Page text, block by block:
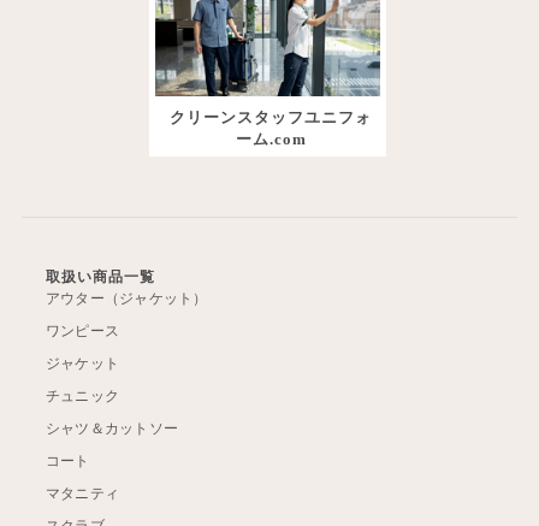
クリーンスタッフユニフォ
ーム.com
取扱い商品一覧
アウター（ジャケット）
ワンピース
ジャケット
チュニック
シャツ＆カットソー
コート
マタニティ